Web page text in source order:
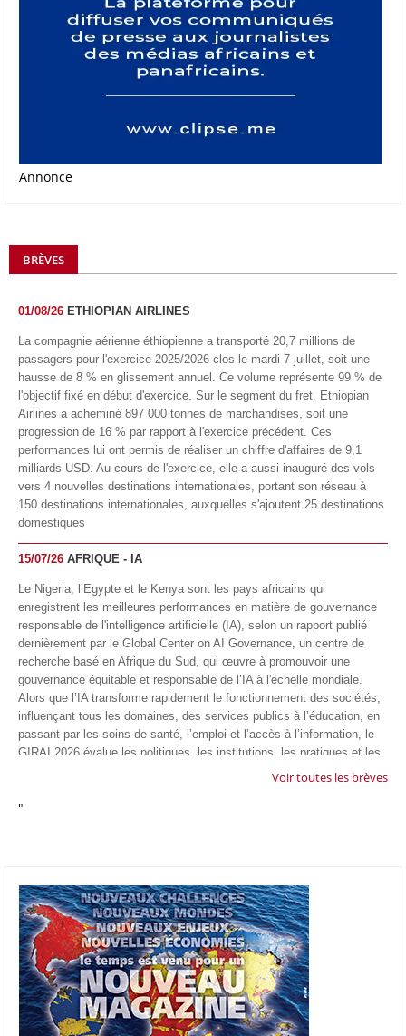
Annonce
BRÈVES
01/08/26 ETHIOPIAN AIRLINES
La compagnie aérienne éthiopienne a transporté 20,7 millions de
passagers pour l'exercice 2025/2026 clos le mardi 7 juillet, soit une
hausse de 8 % en glissement annuel. Ce volume représente 99 % de
l'objectif fixé en début d'exercice. Sur le segment du fret, Ethiopian
Airlines a acheminé 897 000 tonnes de marchandises, soit une
progression de 16 % par rapport à l'exercice précédent. Ces
performances lui ont permis de réaliser un chiffre d'affaires de 9,1
milliards USD. Au cours de l'exercice, elle a aussi inauguré des vols
vers 4 nouvelles destinations internationales, portant son réseau à
150 destinations internationales, auxquelles s'ajoutent 25 destinations
domestiques
15/07/26 AFRIQUE - IA
Le Nigeria, l’Egypte et le Kenya sont les pays africains qui
enregistrent les meilleures performances en matière de gouvernance
responsable de l'intelligence artificielle (IA), selon un rapport publié
dernièrement par le Global Center on AI Governance, un centre de
recherche basé en Afrique du Sud, qui œuvre à promouvoir une
gouvernance équitable et responsable de l’IA à l'échelle mondiale.
Alors que l’IA transforme rapidement le fonctionnement des sociétés,
influençant tous les domaines, des services publics à l’éducation, en
passant par les soins de santé, l’emploi et l’accès à l’information, le
GIRAI 2026 évalue les politiques, les institutions, les pratiques et les
conditions générales de gouvernance qui favorisent un déploiement
technologie.
appliquée d'Afrique à À Accra, au Ghana. L'annonce a été faite
mercredi 1er juillet lors du premier Google Cloud Summit du groupe
américain, qui a également indiqué avoir dépassé son objectif
d'investir un milliard de dollars sur le continent en cinq ans. Baptisée
Google Africa Applied AI Lab, la structure sera hébergée à l'AI
Community Centre d'Accra. Elle associera des fondateurs de start-up
venus de tout le continent à des chercheurs de Google et leur donnera
un accès anticipé aux derniers modèles d'IA de l'entreprise. Les
Voir toutes les brèves
"